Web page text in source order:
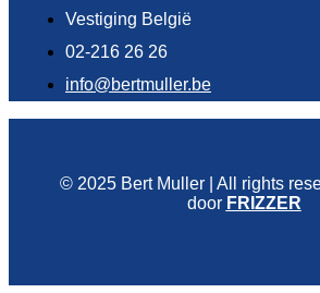
Vestiging België
02-216 26 26
info@bertmuller.be
© 2025 Bert Muller | All rights
door FRIZZER